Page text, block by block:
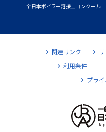
全日本ボイラー溶接士コンクール
関連リンク
利用条件
プラ